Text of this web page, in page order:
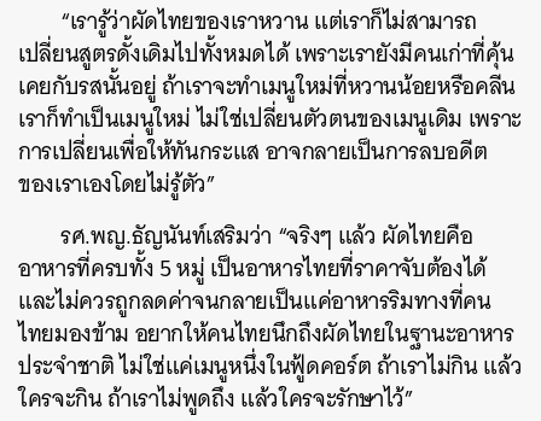
“เรารู้ว่าผัดไทยของเราหวาน แต่เราก็ไม่สามารถ
เปลี่ยนสูตรดั้งเดิมไปทั้งหมดได้ เพราะเรายังมีคนเก่าที่คุ้น
เคยกับรสนั้นอยู่ ถ้าเราจะทำเมนูใหม่ที่หวานน้อยหรือคลีน
เราก็ทำเป็นเมนูใหม่ ไม่ใช่เปลี่ยนตัวตนของเมนูเดิม เพราะ
การเปลี่ยนเพื่อให้ทันกระแส อาจกลายเป็นการลบอดีต
ของเราเองโดยไม่รู้ตัว”
รศ.พญ.ธัญนันท์เสริมว่า “จริงๆ แล้ว ผัดไทยคือ
อาหารที่ครบทั้ง 5 หมู่ เป็นอาหารไทยที่ราคาจับต้องได้
และไม่ควรถูกลดค่าจนกลายเป็นแค่อาหารริมทางที่คน
ไทยมองข้าม อยากให้คนไทยนึกถึงผัดไทยในฐานะอาหาร
ประจำชาติ ไม่ใช่แค่เมนูหนึ่งในฟู้ดคอร์ต ถ้าเราไม่กิน แล้ว
ใครจะกิน ถ้าเราไม่พูดถึง แล้วใครจะรักษาไว้”